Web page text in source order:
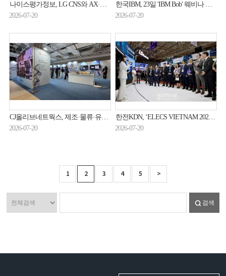
나이스평가정보, LG CNS와 AX·글로벌 사업 맞손
2026-07-20
한국IBM, 23일 'IBM Bob' 웨비나 개최…"기획부터 배포까지 AI가 지원"
2026-07-20
CJ올리브네트웍스, 제조·물류·유통 전 산업 AI 전환 돕는다
2026-07-20
한전KDN, ‘ELECS VIETNAM 2026’서 ‘K-에너지ICT’ 인기
2026-07-20
1 2 3 4 5 >
검색